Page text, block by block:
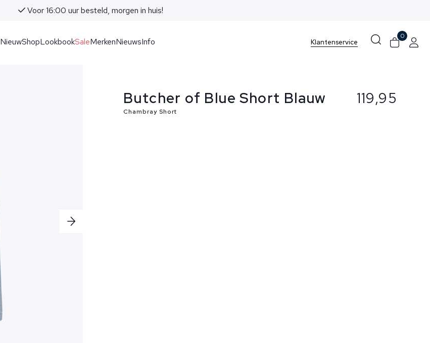
Voor 16:00 uur besteld, morgen in huis!
NieuwShopLookbookSaleMerkenNieuwsInfo Klantenservice
0
Butcher of Blue Short Blauw
Chambray Short
119,95